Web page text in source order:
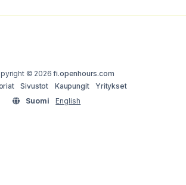
© 2026fi.openhours.com
Sivustot Kaupungit
Yritykset
Suomi
English